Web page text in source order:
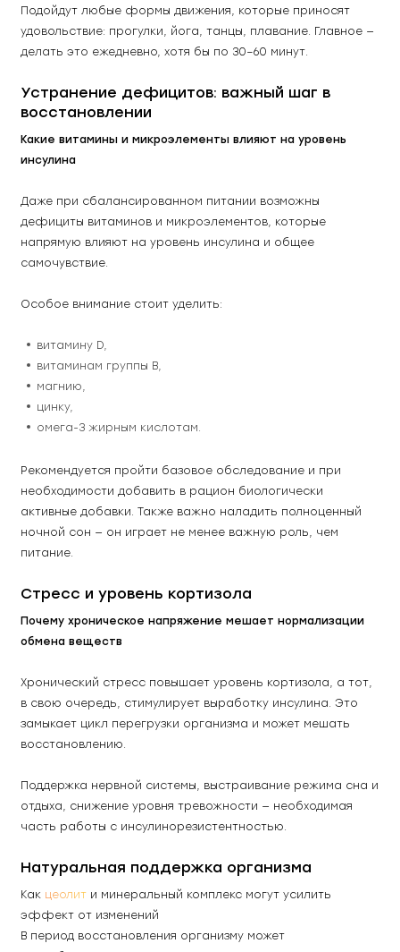
Подойдут любые формы движения, которые приносят
удовольствие: прогулки, йога, танцы, плавание. Главное —
делать это ежедневно, хотя бы по 30–60 минут.
Устранение дефицитов: важный шаг в
восстановлении
Какие витамины и микроэлементы влияют на уровень
инсулина
Даже при сбалансированном питании возможны
дефициты витаминов и микроэлементов, которые
напрямую влияют на уровень инсулина и общее
самочувствие.
Особое внимание стоит уделить:
витамину D,
витаминам группы B,
магнию,
цинку,
омега-3 жирным кислотам.
Рекомендуется пройти базовое обследование и при
необходимости добавить в рацион биологически
активные добавки. Также важно наладить полноценный
ночной сон — он играет не менее важную роль, чем
питание.
Стресс и уровень кортизола
Почему хроническое напряжение мешает нормализации
обмена веществ
Хронический стресс повышает уровень кортизола, а тот,
в свою очередь, стимулирует выработку инсулина. Это
замыкает цикл перегрузки организма и может мешать
восстановлению.
Поддержка нервной системы, выстраивание режима сна и
отдыха, снижение уровня тревожности — необходимая
часть работы с инсулинорезистентностью.
Натуральная поддержка организма
Как цеолит и минеральный комплекс могут усилить
эффект от изменений
В период восстановления организму может